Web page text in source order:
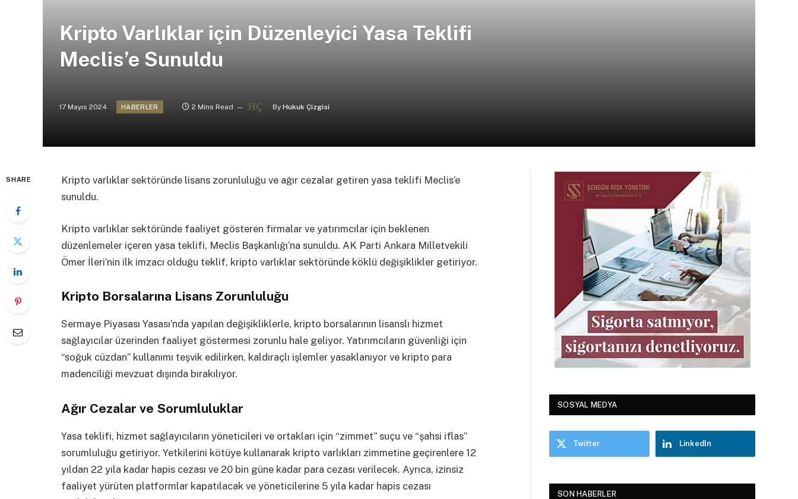
Kripto Varlıklar için Düzenleyici Yasa Teklifi
Meclis’e Sunuldu
17 Mayıs 2024 HABERLER 2 Mins Read By Hukuk Çizgisi
SHARE
Kripto varlıklar sektöründe lisans zorunluluğu ve ağır cezalar getiren yasa teklifi Meclis’e
sunuldu.
Kripto varlıklar sektöründe faaliyet gösteren firmalar ve yatırımcılar için beklenen
düzenlemeler içeren yasa teklifi, Meclis Başkanlığı’na sunuldu. AK Parti Ankara Milletvekili
Ömer İleri’nin ilk imzacı olduğu teklif, kripto varlıklar sektöründe köklü değişiklikler getiriyor.
Kripto Borsalarına Lisans Zorunluluğu
Sermaye Piyasası Yasası’nda yapılan değişikliklerle, kripto borsalarının lisanslı hizmet
sağlayıcılar üzerinden faaliyet göstermesi zorunlu hale geliyor. Yatırımcıların güvenliği için
“soğuk cüzdan” kullanımı teşvik edilirken, kaldıraçlı işlemler yasaklanıyor ve kripto para
madenciliği mevzuat dışında bırakılıyor.
Ağır Cezalar ve Sorumluluklar
Yasa teklifi, hizmet sağlayıcıların yöneticileri ve ortakları için “zimmet” suçu ve “şahsi iflas”
sorumluluğu getiriyor. Yetkilerini kötüye kullanarak kripto varlıkları zimmetine geçirenlere 12
yıldan 22 yıla kadar hapis cezası ve 20 bin güne kadar para cezası verilecek. Ayrıca, izinsiz
faaliyet yürüten platformlar kapatılacak ve yöneticilerine 5 yıla kadar hapis cezası
SOSYAL MEDYA
Twitter LinkedIn
SON HABERLER